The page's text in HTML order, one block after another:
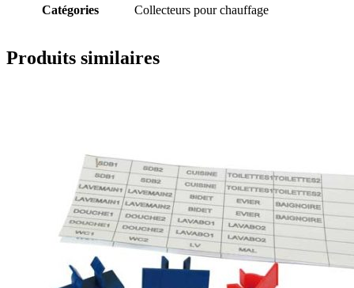
Catégories Collecteurs pour chauffage
Produits similaires